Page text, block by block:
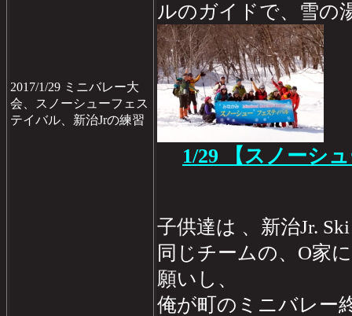
2017/1/29 ミニバレー大
会、スノーシューフェス
テイバル、新治Jrの練習
ルのガイドで、雪の
1/29 【スノーシ
子供達は 、新治Jr.
同じチームの、O家
願いし、
俺が町のミニバレー